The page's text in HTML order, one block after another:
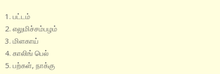
பட்டம்
எலுமிச்சம்பழம்
மிளகாய்
காலிங் பெல்
பற்கள், நாக்கு